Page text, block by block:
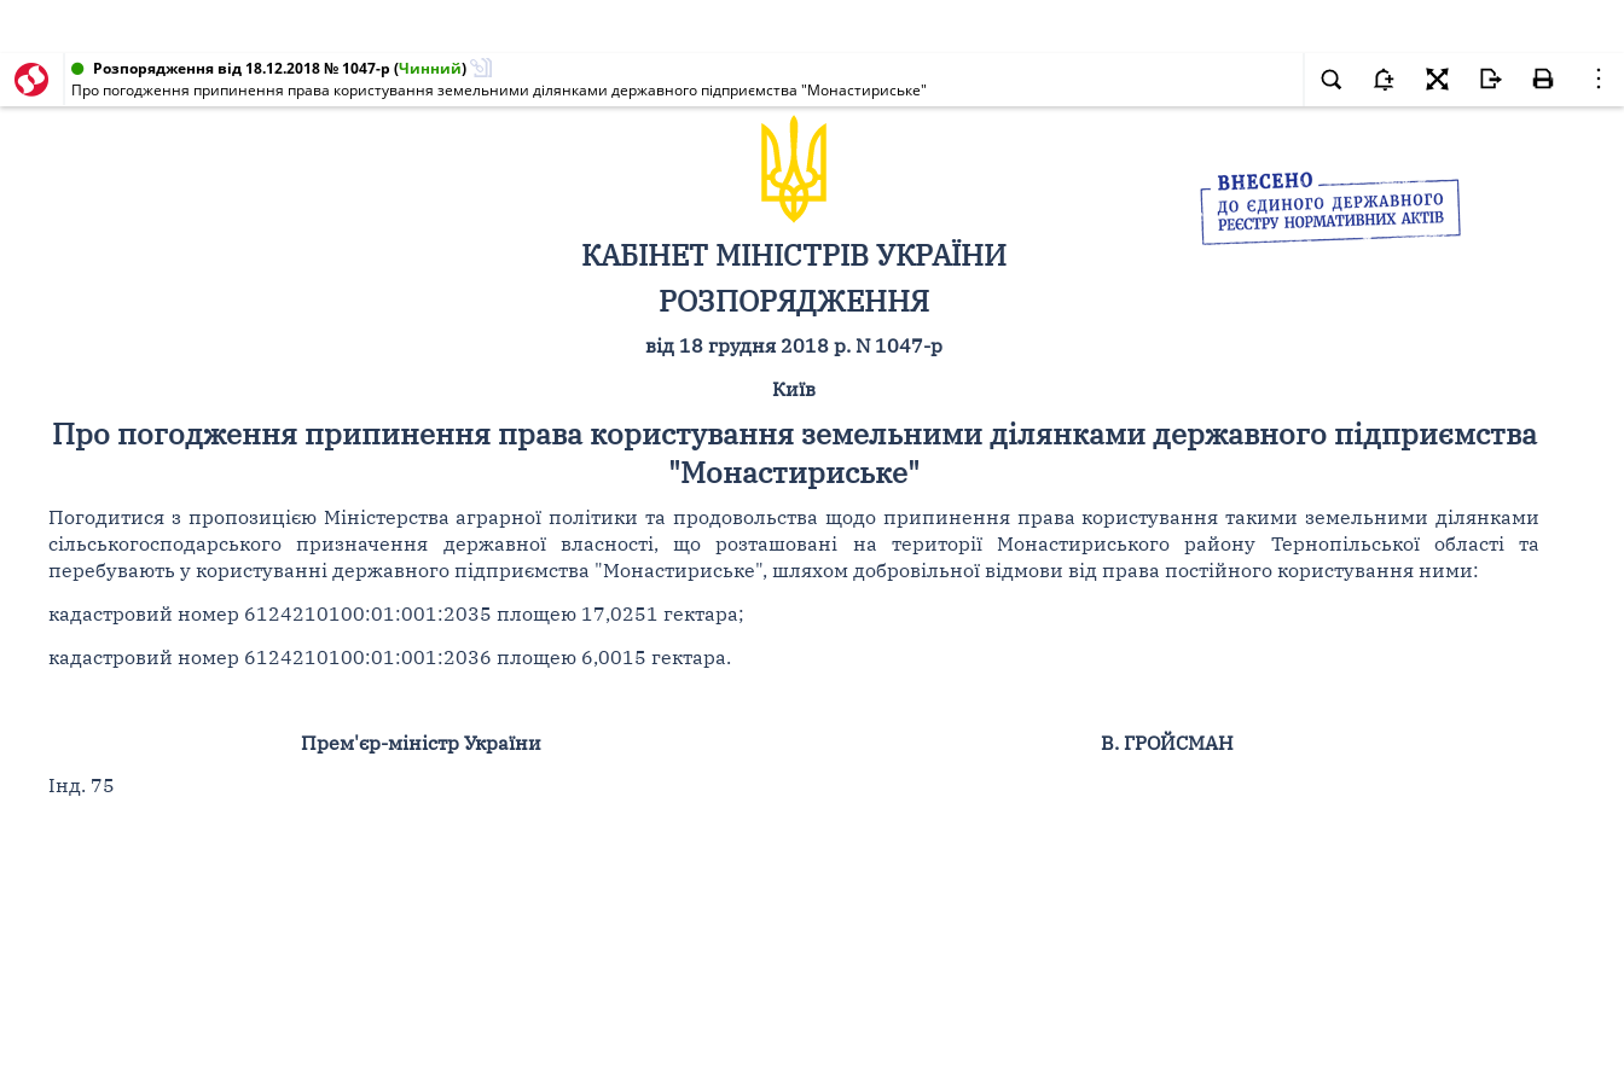
Розпорядження від 18.12.2018 № 1047-р (Чинний)
Про погодження припинення права користування земельними ділянками державного підприємства "Монастириське"